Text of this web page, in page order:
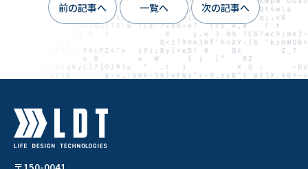
前の記事へ 一覧へ 次の記事へ